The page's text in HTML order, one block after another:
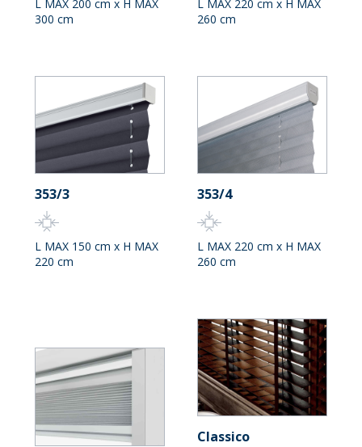
L MAX 200 cm x H MAX
300 cm
L MAX 220 cm x H MAX
260 cm
353/3
L MAX 150 cm x H MAX
220 cm
353/4
L MAX 220 cm x H MAX
260 cm
Classico